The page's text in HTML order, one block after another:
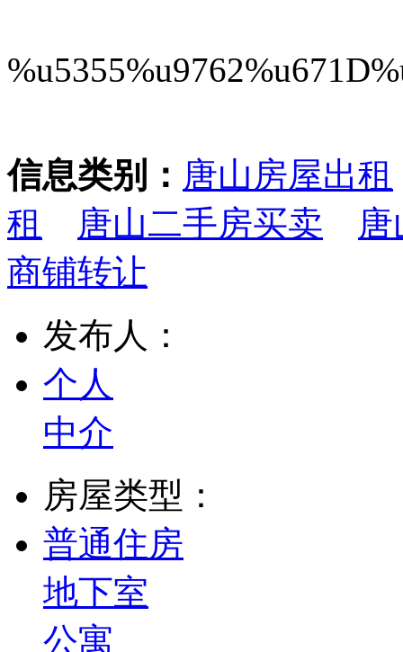
信息类别： 唐山房屋出租
租
唐山二手房买卖
商铺转让
发布人：
个人
中介
房屋类型：
普通住房
地下室
公寓